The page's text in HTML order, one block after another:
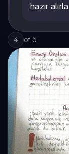
hazır
4 of 5